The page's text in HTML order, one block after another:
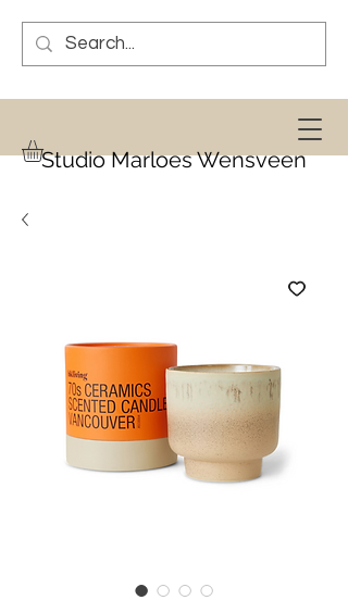
Studio Marloes Wensveen